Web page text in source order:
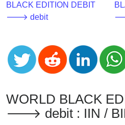
Credit
Credit
Card
Random
Credit
BLACK EDITION DEBIT
🡒 debit
🡒
WORLD BLACK
🡒 debit : IIN /